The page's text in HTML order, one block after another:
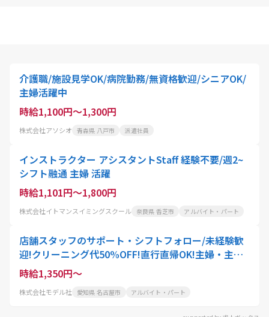
介護職/施設見学OK/病院勤務/無資格歓迎/シニアOK/
主婦活躍中
時給1,100円～1,300円
株式会社アソシオ 青森県 八戸市 派遣社員
インストラクター アシスタントStaff 経験不要/週2~
シフト融通 主婦 活躍
時給1,101円～1,800円
株式会社イトマンスイミングスクール 奈良県 香芝市 アルバイト・パート
店舗スタッフのサポート・シフトフォロー/未経験歓
迎!クリーニング代50%OFF!直行直帰OK!主婦・主夫
活躍中!ブランクOK!正社員登用あり
時給1,350円～
株式会社モデル社 愛知県 名古屋市 アルバイト・パート